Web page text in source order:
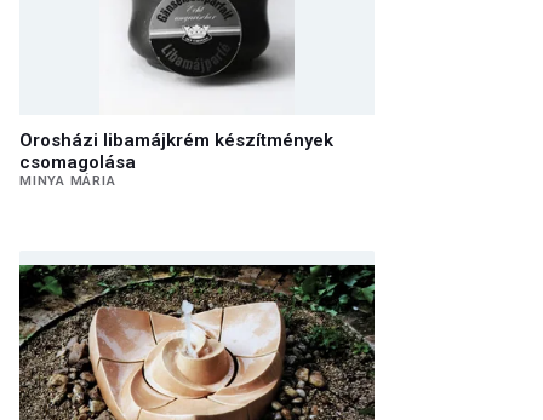
Orosházi libamájkrém készítmények
csomagolása
MINYA MÁRIA